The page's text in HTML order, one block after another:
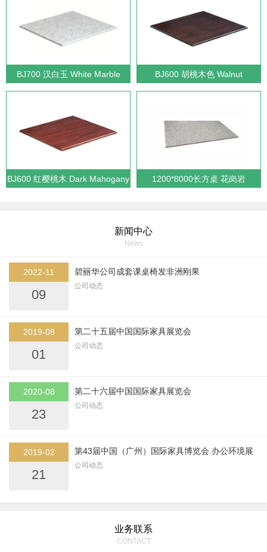
BJ700 汉白玉 White Marble BJ600 胡桃木色 Walnut
BJ600 红樱桃木 Dark Mahogany
1200*8000长方桌 花岗岩
新闻中心
News
2022-11
09
碧丽华公司成套课桌椅发非洲刚果
公司动态
2019-08
01
第二十五届中国国际家具展览会
公司动态
2020-08
23
第二十六届中国国际家具展览会
公司动态
2019-02
21
第43届中国（广州）国际家具博览会.办公环境展
公司动态
业务联系
CONTACT